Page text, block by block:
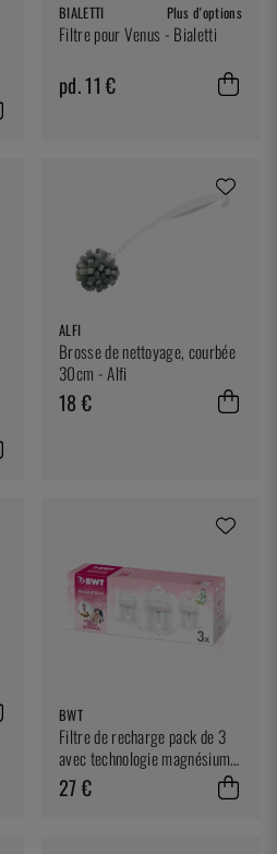
BIALETTI Plus d'options
Filtre pour Venus - Bialetti
pd. 11 €
ALFI
Brosse de nettoyage, courbée
30cm - Alfi
18 €
BWT
Filtre de recharge pack de 3
avec technologie magnésium -
BWT
27 €